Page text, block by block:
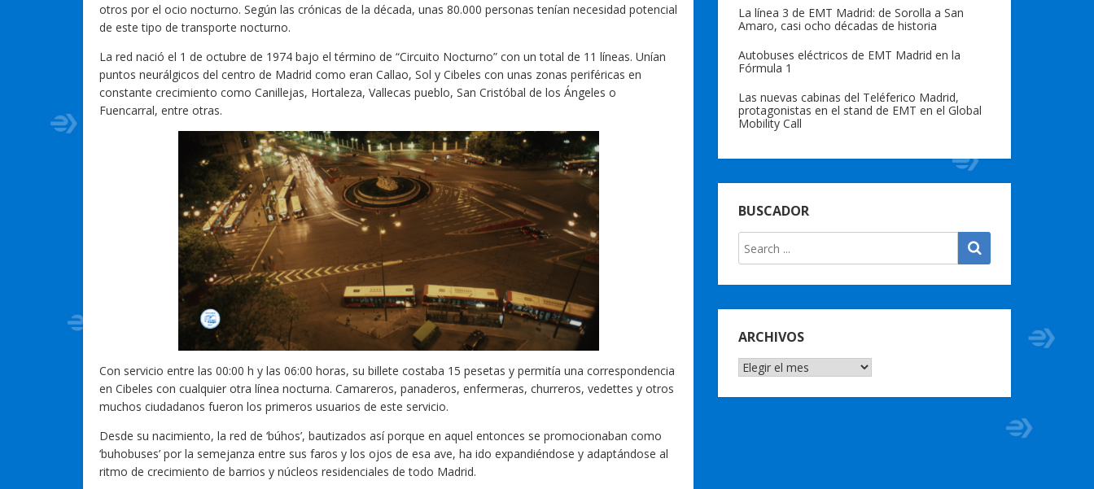
otros por el ocio nocturno. Según las crónicas de la década, unas 80.000 personas tenían necesidad potencial
de este tipo de transporte nocturno.
La red nació el 1 de octubre de 1974 bajo el término de “Circuito Nocturno” con un total de 11 líneas. Unían
puntos neurálgicos del centro de Madrid como eran Callao, Sol y Cibeles con unas zonas periféricas en
constante crecimiento como Canillejas, Hortaleza, Vallecas pueblo, San Cristóbal de los Ángeles o
Fuencarral, entre otras.
Con servicio entre las 00:00 h y las 06:00 horas, su billete costaba 15 pesetas y permitía una correspondencia
en Cibeles con cualquier otra línea nocturna. Camareros, panaderos, enfermeras, churreros, vedettes y otros
muchos ciudadanos fueron los primeros usuarios de este servicio.
Desde su nacimiento, la red de ‘búhos’, bautizados así porque en aquel entonces se promocionaban como
‘buhobuses’ por la semejanza entre sus faros y los ojos de esa ave, ha ido expandiéndose y adaptándose al
ritmo de crecimiento de barrios y núcleos residenciales de todo Madrid.
La línea 3 de EMT Madrid: de Sorolla a San
Amaro, casi ocho décadas de historia
Autobuses eléctricos de EMT Madrid en la
Fórmula 1
Las nuevas cabinas del Teléferico Madrid,
protagonistas en el stand de EMT en el Global
Mobility Call
BUSCADOR
ARCHIVOS
ARCHIVOS